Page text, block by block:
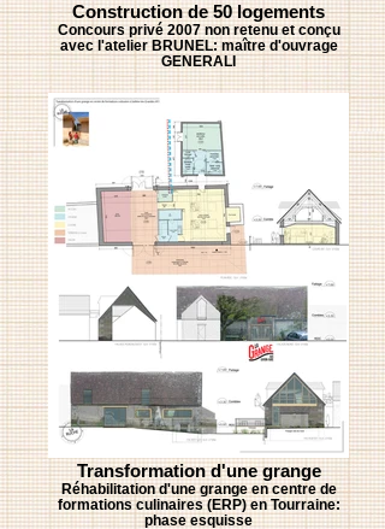
Construction de 50 logements
Concours privé 2007 non retenu et conçu
avec l'atelier BRUNEL: maître d'ouvrage
GENERALI
Transformation d'une grange
Réhabilitation d'une grange en centre de
formations culinaires (ERP) en Tourraine:
phase esquisse